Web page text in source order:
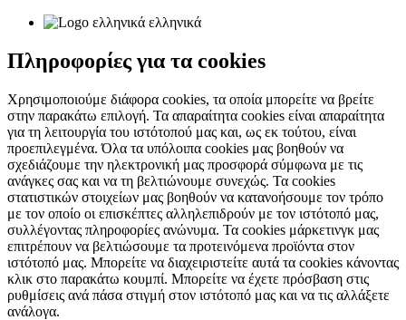
ελληνικά
Πληροφορίες για τα cookies
Χρησιμοποιούμε διάφορα cookies, τα οποία μπορείτε να βρείτε
στην παρακάτω επιλογή. Τα απαραίτητα cookies είναι απαραίτητα
για τη λειτουργία του ιστότοπού μας και, ως εκ τούτου, είναι
προεπιλεγμένα. Όλα τα υπόλοιπα cookies μας βοηθούν να
σχεδιάζουμε την ηλεκτρονική μας προσφορά σύμφωνα με τις
ανάγκες σας και να τη βελτιώνουμε συνεχώς. Τα cookies
στατιστικών στοιχείων μας βοηθούν να κατανοήσουμε τον τρόπο
με τον οποίο οι επισκέπτες αλληλεπιδρούν με τον ιστότοπό μας,
συλλέγοντας πληροφορίες ανώνυμα. Τα cookies μάρκετινγκ μας
επιτρέπουν να βελτιώσουμε τα προτεινόμενα προϊόντα στον
ιστότοπό μας. Μπορείτε να διαχειριστείτε αυτά τα cookies κάνοντας
κλικ στο παρακάτω κουμπί. Μπορείτε να έχετε πρόσβαση στις
ρυθμίσεις ανά πάσα στιγμή στον ιστότοπό μας και να τις αλλάξετε
ανάλογα.